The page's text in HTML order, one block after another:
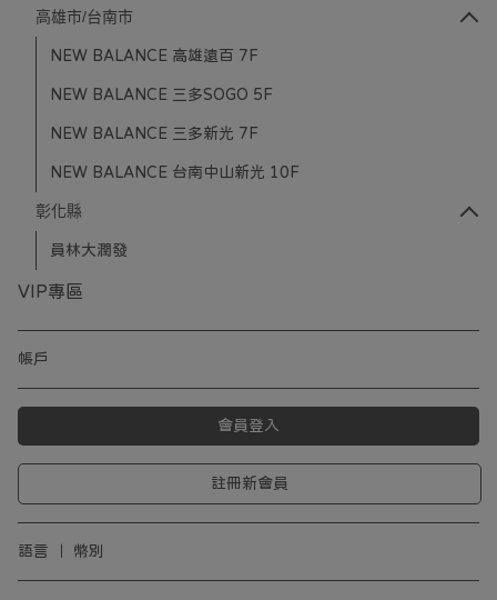
高雄市/台南市
NEW BALANCE 高雄遠百 7F
NEW BALANCE 三多SOGO 5F
NEW BALANCE 三多新光 7F
NEW BALANCE 台南中山新光 10F
彰化縣
員林大潤發
VIP專區
帳戶
會員登入
註冊新會員
語言 ｜ 幣別